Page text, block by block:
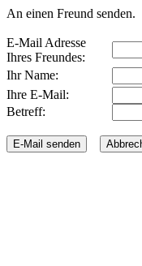
An einen Freund senden.
E-Mail Adresse
Ihres Freundes:
Ihr Name:
Ihre E-Mail:
Betreff: